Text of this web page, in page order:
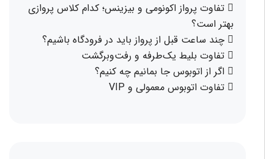
تفاوت پرواز اکونومی و بیزینس؛ کدام کلاس پروازی
بهتر است؟
چند ساعت قبل از پرواز باید در فرودگاه باشیم؟
تفاوت بلیط یک‌طرفه و رفت‌وبرگشت
اگر از اتوبوس جا بمانیم چه کنیم؟
تفاوت اتوبوس معمولی و VIP